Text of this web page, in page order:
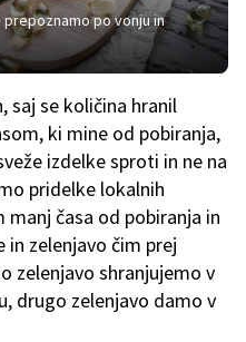
po vonju in
saj se količina hranil
ki mine od pobiranja,
izdelke sproti in ne na
pridelke lokalnih
manj časa od pobiranja in
in zelenjavo čim prej
zelenjavo shranjujemo v
drugo zelenjavo damo v